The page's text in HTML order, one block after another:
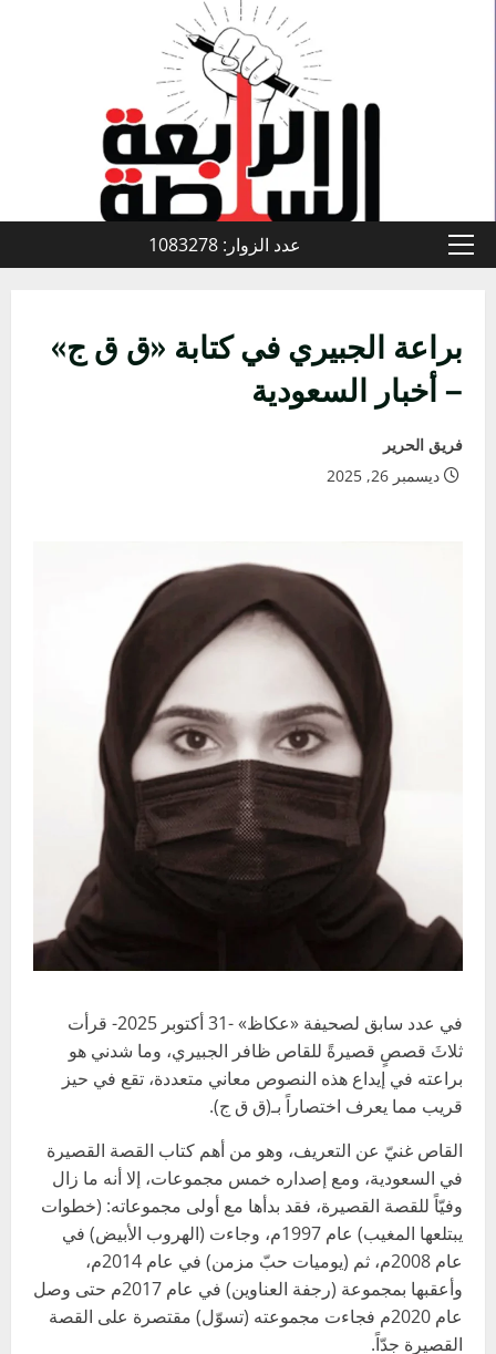
القائمة
عدد الزوار: 1083278
براعة الجبيري في كتابة «ق ق ج»
– أخبار السعودية
فريق الحرير
ديسمبر 26, 2025
في عدد سابق لصحيفة «عكاظ» -31 أكتوبر 2025- قرأت
ثلاثَ قصصٍ قصيرةً للقاص ظافر الجبيري، وما شدني هو
براعته في إيداع هذه النصوص معاني متعددة، تقع في حيز
قريب مما يعرف اختصاراً بـ(ق ق ج).
القاص غنيّ عن التعريف، وهو من أهم كتاب القصة القصيرة
في السعودية، ومع إصداره خمس مجموعات، إلا أنه ما زال
وفيّاً للقصة القصيرة، فقد بدأها مع أولى مجموعاته: (خطوات
يبتلعها المغيب) عام 1997م، وجاءت (الهروب الأبيض) في
عام 2008م، ثم (يوميات حبّ مزمن) في عام 2014م،
وأعقبها بمجموعة (رجفة العناوين) في عام 2017م حتى وصل
عام 2020م فجاءت مجموعته (تسوّل) مقتصرة على القصة
القصيرة جدّاً.